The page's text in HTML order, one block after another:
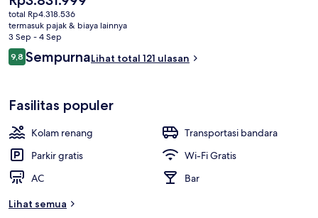
saat
ini
Rp3.831.999
total Rp4.318.536
termasuk pajak & biaya lainnya
3 Sep - 4 Sep
Ulasan
9,89,8 dari 10
SempurnaLihat total 121 ulasan
Fasilitas populer
Kolam renang
Transportasi bandara
Parkir gratis
Wi-Fi Gratis
AC
Bar
Lihat semua